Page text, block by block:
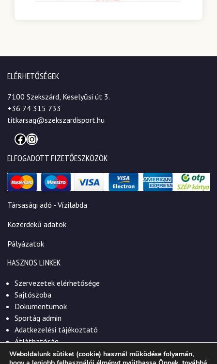
ELÉRHETŐSÉGEK
7100 Szekszárd, Keselyűsi út 3.
+36 74 315 733
titkarsag@szekszardisport.hu
Facebook
Instagram
ELFOGADOTT FIZETŐESZKÖZÖK
Társasági adó - Vízilabda
Közérdekű adatok
Pályázatok
HASZNOS LINKEK
Szervezetek elérhetősége
Sajtószoba
Dokumentumok
Sportág admin
Adatkezelési tájékoztató
Átláthatóság
Weboldalunk sütiket (cookie) használ működése folyamán,